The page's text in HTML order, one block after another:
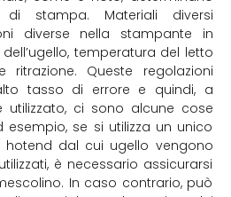
stampa. Materiali diversi
diverse nella stampante in
temperatura del letto
Queste regolazioni
tasso di errore e quindi, a
utilizzato, ci sono alcune cose
se si utilizza un unico
dal cui ugello vengono
è necessario assicurarsi
In caso contrario, può